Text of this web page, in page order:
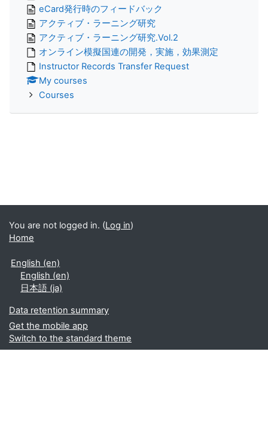
eCard発行時のフィードバック
アクティブ・ラーニング研究
アクティブ・ラーニング研究.Vol.2
オンライン模擬国連の開発，実施，効果測定
Instructor Records Transfer Request
My courses
Courses
You are not logged in. (Log in)
Home
English ‎(en)‎
English ‎(en)‎
日本語 ‎(ja)‎
Data retention summary
Get the mobile app
Switch to the standard theme